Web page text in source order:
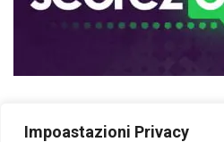
Impoastazioni Privacy